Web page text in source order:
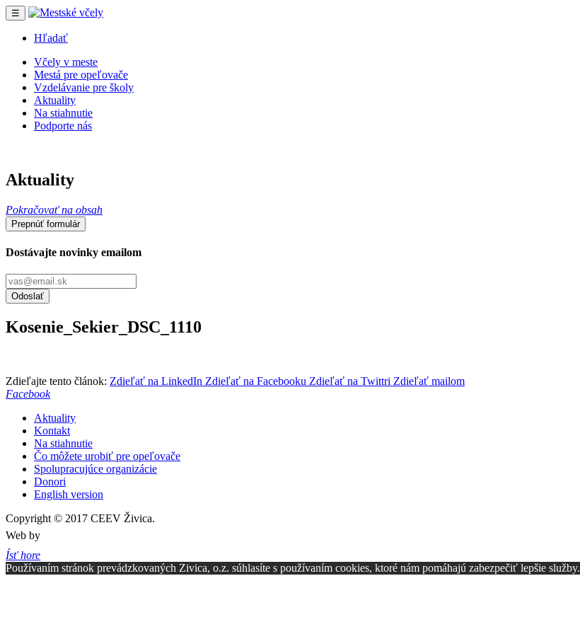
☰
Hľadať
Včely v meste
Mestá pre opeľovače
Vzdelávanie pre školy
Aktuality
Na stiahnutie
Podporte nás
Aktuality
Pokračovať na obsah
Prepnúť formulár
Dostávajte novinky emailom
Odoslať
Kosenie_Sekier_DSC_1110
Zdieľajte tento článok: Zdieľať na LinkedIn Zdieľať na Facebooku Zdieľať na Twittri Zdieľať mailom
Facebook
Aktuality
Kontakt
Na stiahnutie
Čo môžete urobiť pre opeľovače
Spolupracujúce organizácie
Donori
English version
Copyright © 2017 CEEV Živica.
Web by
Ísť hore
Používaním stránok prevádzkovaných Zivica, o.z. súhlasíte s používaním cookies, ktoré nám pomáhajú zabezpečiť lepšie služby.